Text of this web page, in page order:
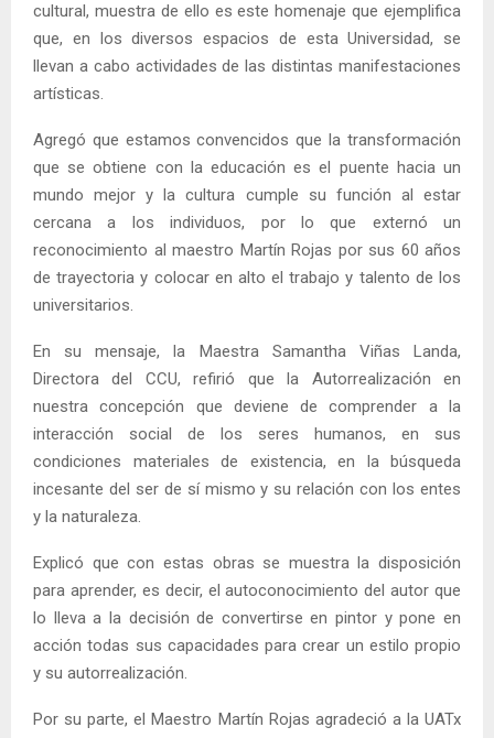
cultural, muestra de ello es este homenaje que ejemplifica
que, en los diversos espacios de esta Universidad, se
llevan a cabo actividades de las distintas manifestaciones
artísticas.
Agregó que estamos convencidos que la transformación
que se obtiene con la educación es el puente hacia un
mundo mejor y la cultura cumple su función al estar
cercana a los individuos, por lo que externó un
reconocimiento al maestro Martín Rojas por sus 60 años
de trayectoria y colocar en alto el trabajo y talento de los
universitarios.
En su mensaje, la Maestra Samantha Viñas Landa,
Directora del CCU, refirió que la Autorrealización en
nuestra concepción que deviene de comprender a la
interacción social de los seres humanos, en sus
condiciones materiales de existencia, en la búsqueda
incesante del ser de sí mismo y su relación con los entes
y la naturaleza.
Explicó que con estas obras se muestra la disposición
para aprender, es decir, el autoconocimiento del autor que
lo lleva a la decisión de convertirse en pintor y pone en
acción todas sus capacidades para crear un estilo propio
y su autorrealización.
Por su parte, el Maestro Martín Rojas agradeció a la UATx